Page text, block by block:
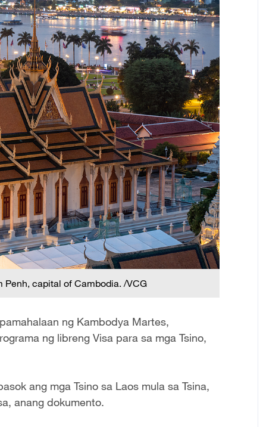
Penh, capital of Cambodia. /VCG
ng Kambodya Martes,
ng libreng Visa para sa mga Tsino,
ang mga Tsino sa Laos mula sa Tsina,
anang dokumento.